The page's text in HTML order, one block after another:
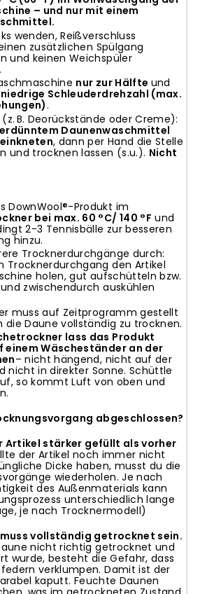
– und nur mit einem
wenden, Reißverschluss
zusätzlichen Spülgang
und keinen Weichspüler
nur zur Hälfte und
niedrige Schleuderdrehzahl (max.
.
(z. B. Deorückstände oder Creme):
Daunenwaschmittel
, dann per Hand die Stelle
und trocknen lassen (s.u.). Nicht
DownWool®-Produkt im
bei max. 60 °C/ 140 °F und
2-3 Tennisbälle zur besseren
hinzu.
Trocknerdurchgänge durch:
Trocknerdurchgang den Artikel
holen, gut aufschütteln bzw.
zwischendurch auskühlen
muss auf Zeitprogramm gestellt
die Daune vollständig zu trocknen.
lass das Produkt
einem Wäscheständer an der
– nicht hängend, nicht auf der
nicht in direkter Sonne. Schüttle
so kommt Luft von oben und
abgeschlossen?
Artikel stärker gefüllt als vorher
der Artikel noch immer nicht
Dicke haben, musst du die
wiederholen. Je nach
des Außenmaterials kann
unterschiedlich lange
je nach Trocknermodell)
muss vollständig getrocknet sein.
nicht richtig getrocknet und
wurde, besteht die Gefahr, dass
verklumpen. Damit ist der
kaputt. Feuchte Daunen